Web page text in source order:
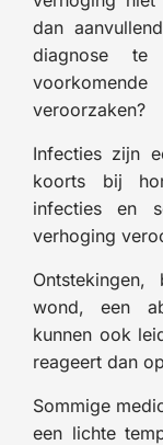
dan
diagnose
veroorzaken?
Infecties zijn
koorts bij
infecties en
verhoging
wond, een
kunnen ook
reageert dan
Sommige
een lichte